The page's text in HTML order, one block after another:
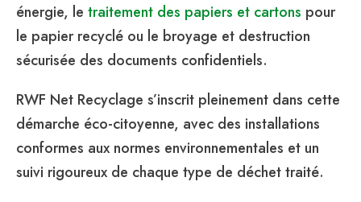
énergie, le traitement des papiers et cartons pour
le papier recyclé ou le broyage et destruction
sécurisée des documents confidentiels.
RWF Net Recyclage s’inscrit pleinement dans cette
démarche éco-citoyenne, avec des installations
conformes aux normes environnementales et un
suivi rigoureux de chaque type de déchet traité.